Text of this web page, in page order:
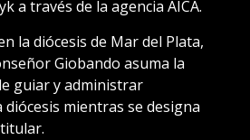
a través de la agencia AICA.
la diócesis de Mar del Plata,
Giobando asuma la
guiar y administrar
mientras se designa